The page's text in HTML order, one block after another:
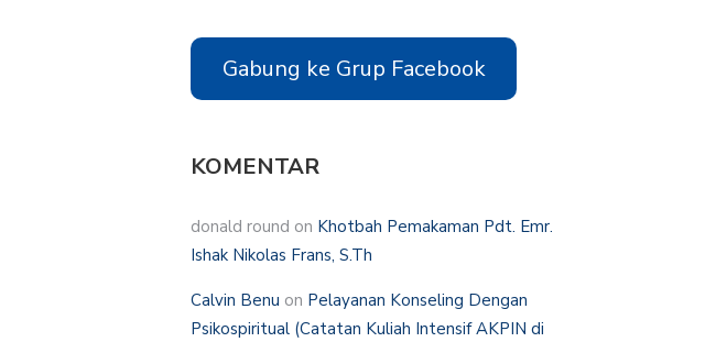
Gabung ke Grup Facebook
KOMENTAR
donald round on Khotbah Pemakaman Pdt. Emr.
Ishak Nikolas Frans, S.Th
Calvin Benu on Pelayanan Konseling Dengan
Psikospiritual (Catatan Kuliah Intensif AKPIN di